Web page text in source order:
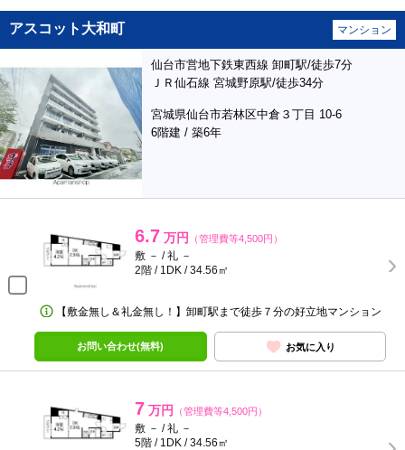
アスコット大和町 マンション
仙台市営地下鉄東西線 卸町駅/徒歩7分
ＪＲ仙石線 宮城野原駅/徒歩34分
宮城県仙台市若林区中倉３丁目 10-6
6階建 / 築6年
6.7 万円 （管理費等4,500円）
敷 － / 礼 －
2階 / 1DK / 34.56㎡
【敷金無し＆礼金無し！】卸町駅まで徒歩７分の好立地マンション
お問い合わせ(無料) お気に入り
7 万円 （管理費等4,500円）
敷 － / 礼 －
5階 / 1DK / 34.56㎡